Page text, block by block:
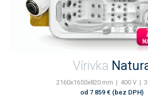
Vírivka
2160x1650x820 mm | 400 V |
od 7 859 € (bez DPH)